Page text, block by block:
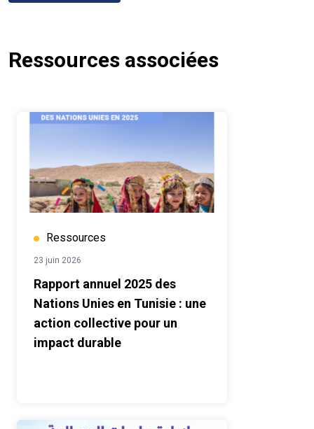
Ressources associées
Ressources
23 juin 2026
Rapport annuel 2025 des
Nations Unies en Tunisie : une
action collective pour un
impact durable